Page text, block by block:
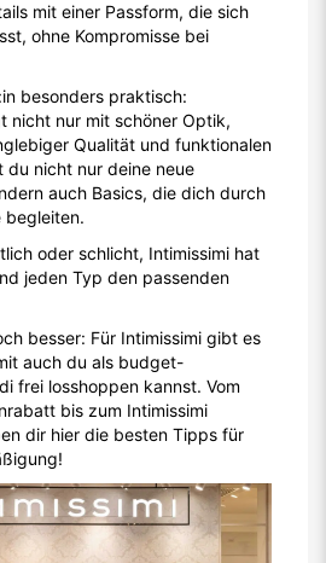
mit einer Passform, die sich
ohne Kompromisse bei
besonders praktisch:
nicht nur mit schöner Optik,
Qualität und funktionalen
du nicht nur deine neue
auch Basics, die dich durch
begleiten.
oder schlicht, Intimissimi hat
jeden Typ den passenden
besser: Für Intimissimi gibt es
auch du als budget-
frei losshoppen kannst. Vom
bis zum Intimissimi
dir hier die besten Tipps für